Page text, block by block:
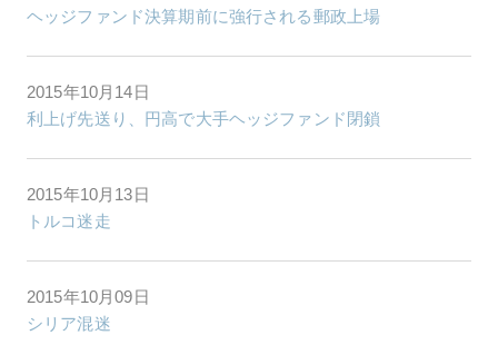
ヘッジファンド決算期前に強行される郵政上場
2015年10月14日
利上げ先送り、円高で大手ヘッジファンド閉鎖
2015年10月13日
トルコ迷走
2015年10月09日
シリア混迷